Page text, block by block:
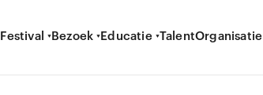
Festival Bezoek Educatie TalentOrganisatie